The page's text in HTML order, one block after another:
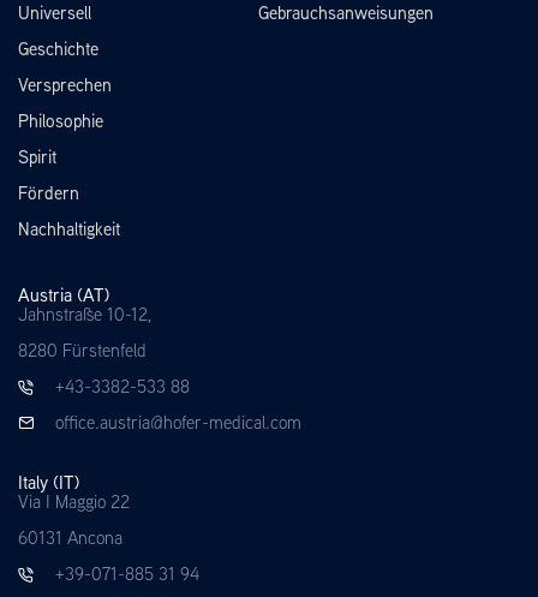
Universell
Geschichte
Versprechen
Philosophie
Spirit
Fördern
Nachhaltigkeit
Gebrauchsanweisungen
Austria (AT)
Jahnstraße 10-12,
8280 Fürstenfeld
+43-3382-533 88
office.austria@hofer-medical.com
Italy (IT)
Via I Maggio 22
60131 Ancona
+39-071-885 31 94